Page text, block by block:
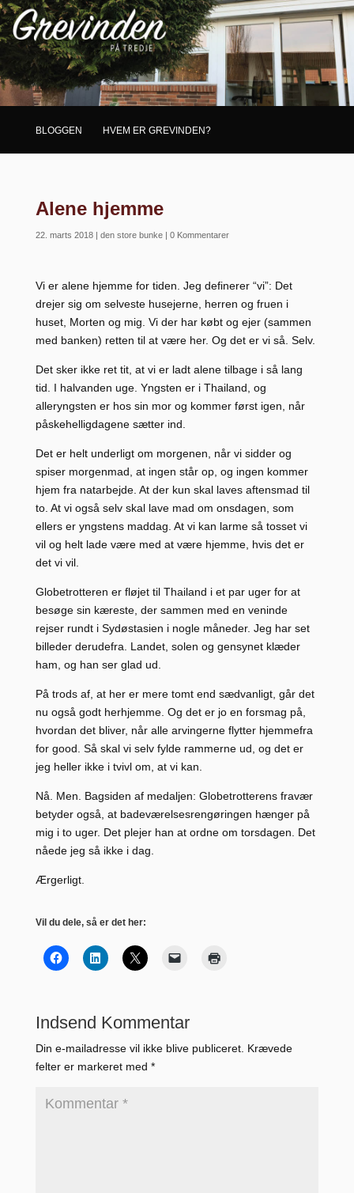
BLOGGEN HVEM ER GREVINDEN?
Alene hjemme
22. marts 2018| den store bunke| 0 Kommentarer
Vi er alene hjemme for tiden. Jeg definerer “vi”: Det
drejer sig om selveste husejerne, herren og fruen i
huset, Morten og mig. Vi der har købt og ejer (sammen
med banken) retten til at være her. Og det er vi så. Selv.
Det sker ikke ret tit, at vi er ladt alene tilbage i så lang
tid. I halvanden uge. Yngsten er i Thailand, og
alleryngsten er hos sin mor og kommer først igen, når
påskehelligdagene sætter ind.
Det er helt underligt om morgenen, når vi sidder og
spiser morgenmad, at ingen står op, og ingen kommer
hjem fra natarbejde. At der kun skal laves aftensmad til
to. At vi også selv skal lave mad om onsdagen, som
ellers er yngstens maddag. At vi kan larme så tosset vi
vil og helt lade være med at være hjemme, hvis det er
det vi vil.
Globetrotteren er fløjet til Thailand i et par uger for at
besøge sin kæreste, der sammen med en veninde
rejser rundt i Sydøstasien i nogle måneder. Jeg har set
billeder derudefra. Landet, solen og gensynet klæder
ham, og han ser glad ud.
På trods af, at her er mere tomt end sædvanligt, går det
nu også godt herhjemme. Og det er jo en forsmag på,
hvordan det bliver, når alle arvingerne flytter hjemmefra
for good. Så skal vi selv fylde rammerne ud, og det er
jeg heller ikke i tvivl om, at vi kan.
Nå. Men. Bagsiden af medaljen: Globetrotterens fravær
betyder også, at badeværelsesrengøringen hænger på
mig i to uger. Det plejer han at ordne om torsdagen. Det
nåede jeg så ikke i dag.
Ærgerligt.
Vil du dele, så er det her:
Indsend Kommentar
Din e-mailadresse vil ikke blive publiceret. Krævede
felter er markeret med *